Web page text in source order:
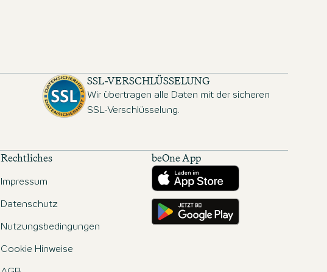
SSL-VERSCHLÜSSELUNG
Wir übertragen alle Daten mit der sicheren
SSL-Verschlüsselung.
Rechtliches
Impressum
Datenschutz
Nutzungsbedingungen
Cookie Hinweise
beOne App
Herunterladen aus dem App Store
Hole es dir auf Google Play